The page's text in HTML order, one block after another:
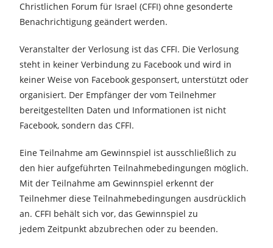
Christlichen Forum für Israel (CFFI) ohne gesonderte
Benachrichtigung geändert werden.
Veranstalter der Verlosung ist das CFFI. Die Verlosung
steht in keiner Verbindung zu Facebook und wird in
keiner Weise von Facebook gesponsert, unterstützt oder
organisiert. Der Empfänger der vom Teilnehmer
bereitgestellten Daten und Informationen ist nicht
Facebook, sondern das CFFI.
Eine Teilnahme am Gewinnspiel ist ausschließlich zu
den hier aufgeführten Teilnahmebedingungen möglich.
Mit der Teilnahme am Gewinnspiel erkennt der
Teilnehmer diese Teilnahmebedingungen ausdrücklich
an. CFFI behält sich vor, das Gewinnspiel zu
jedem Zeitpunkt abzubrechen oder zu beenden.